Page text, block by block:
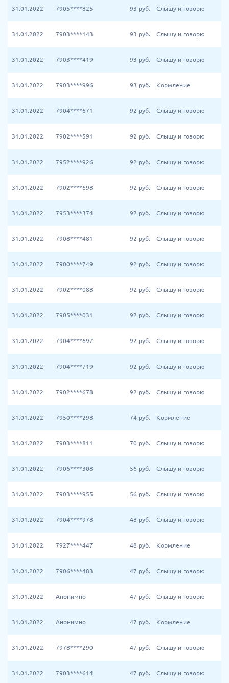
31.01.2022 7905****825 93 руб. Слышу и говорю
31.01.2022 7903****143 93 руб. Слышу и говорю
31.01.2022 7903****419 93 руб. Слышу и говорю
31.01.2022 7903****996 93 руб. Кормление
31.01.2022 7904****671 92 руб. Слышу и говорю
31.01.2022 7902****591 92 руб. Слышу и говорю
31.01.2022 7952****926 92 руб. Слышу и говорю
31.01.2022 7902****698 92 руб. Слышу и говорю
31.01.2022 7953****374 92 руб. Слышу и говорю
31.01.2022 7908****481 92 руб. Слышу и говорю
31.01.2022 7900****749 92 руб. Слышу и говорю
31.01.2022 7902****088 92 руб. Слышу и говорю
31.01.2022 7905****031 92 руб. Слышу и говорю
31.01.2022 7904****697 92 руб. Слышу и говорю
31.01.2022 7904****719 92 руб. Слышу и говорю
31.01.2022 7902****678 92 руб. Слышу и говорю
31.01.2022 7950****298 74 руб. Кормление
31.01.2022 7903****811 70 руб. Слышу и говорю
31.01.2022 7906****308 56 руб. Слышу и говорю
31.01.2022 7903****955 56 руб. Слышу и говорю
31.01.2022 7904****978 48 руб. Слышу и говорю
31.01.2022 7927****447 48 руб. Кормление
31.01.2022 7906****483 47 руб. Слышу и говорю
31.01.2022 Анонимно 47 руб. Слышу и говорю
31.01.2022 Анонимно 47 руб. Кормление
31.01.2022 7978****290 47 руб. Слышу и говорю
31.01.2022 7903****614 47 руб. Слышу и говорю